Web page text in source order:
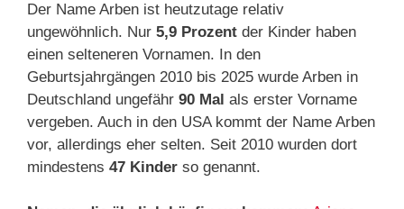
Der Name Arben ist heutzutage relativ
ungewöhnlich. Nur 5,9 Prozent der Kinder haben
einen selteneren Vornamen. In den
Geburtsjahrgängen 2010 bis 2025 wurde Arben in
Deutschland ungefähr 90 Mal als erster Vorname
vergeben. Auch in den USA kommt der Name Arben
vor, allerdings eher selten. Seit 2010 wurden dort
mindestens 47 Kinder so genannt.